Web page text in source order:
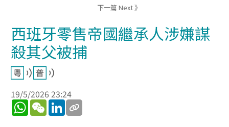
下一篇 Next 》
西班牙零售帝國繼承人涉嫌謀
殺其父被捕
19/5/2026 23:24
WhatsApp
WeChatLinkedIn